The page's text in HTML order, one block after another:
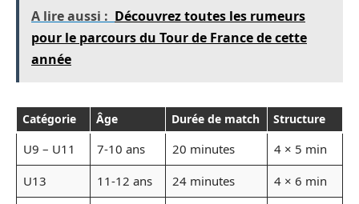
A lire aussi : Découvrez toutes les rumeurs
pour le parcours du Tour de France de cette
année
Catégorie Âge Durée de match Structure
U9 – U11 7-10 ans 20 minutes
4 × 5 min
U13
11-12 ans 24 minutes
4 × 6 min